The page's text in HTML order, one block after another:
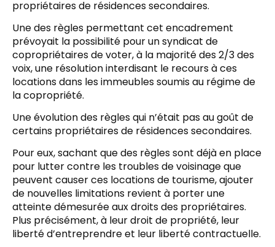
propriétaires de résidences secondaires.
Une des règles permettant cet encadrement
prévoyait la possibilité pour un syndicat de
copropriétaires de voter, à la majorité des 2/3 des
voix, une résolution interdisant le recours à ces
locations dans les immeubles soumis au régime de
la copropriété.
Une évolution des règles qui n’était pas au goût de
certains propriétaires de résidences secondaires.
Pour eux, sachant que des règles sont déjà en place
pour lutter contre les troubles de voisinage que
peuvent causer ces locations de tourisme, ajouter
de nouvelles limitations revient à porter une
atteinte démesurée aux droits des propriétaires.
Plus précisément, à leur droit de propriété, leur
liberté d’entreprendre et leur liberté contractuelle.